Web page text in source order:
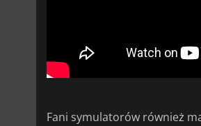
Fani symulatorów również